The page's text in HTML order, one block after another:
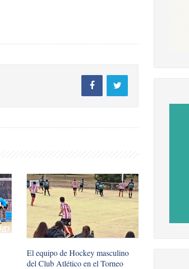
El equipo de Hockey masculino
del Club Atlético en el Torneo